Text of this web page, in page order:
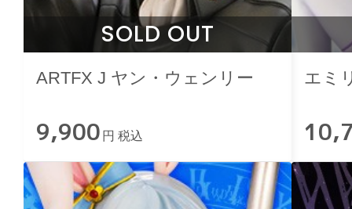
SOLD OUT
ARTFX J ヤン・ウェンリー
9,900 円 税込
エミ